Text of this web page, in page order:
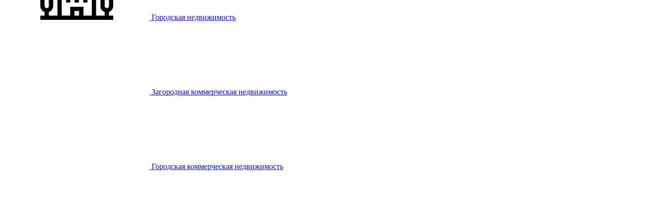
Городская недвижимость
Загородная коммерческая недвижимость
Городская коммерческая недвижимость